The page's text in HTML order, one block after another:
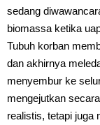
sedang
biomassa ketika
Tubuh korban
dan akhirnya
menyembur ke
mengejutkan
realistis, tetapi juga